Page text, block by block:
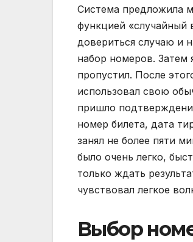
Система предложила
функцией «случайный
довериться случаю и
набор номеров. Затем
пропустил. После
использовал свою
пришло
номер билета, дата
занял не более пяти
было очень легко,
только ждать
чувствовал легкое
Выбор